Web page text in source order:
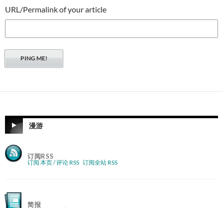
URL/Permalink of your article
漫游
订阅RSS
订阅 本页 / 评论 RSS 订阅全站 RSS
简报